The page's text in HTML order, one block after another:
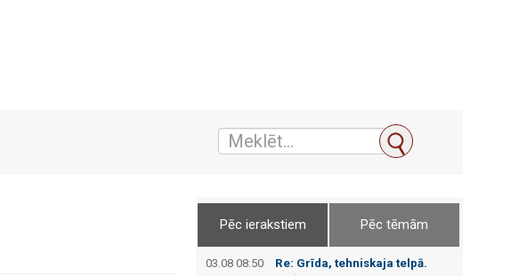
Pēc ierakstiem Pēc tēmām
03.08 08:50 Re: Grīda, tehniskaja telpā.